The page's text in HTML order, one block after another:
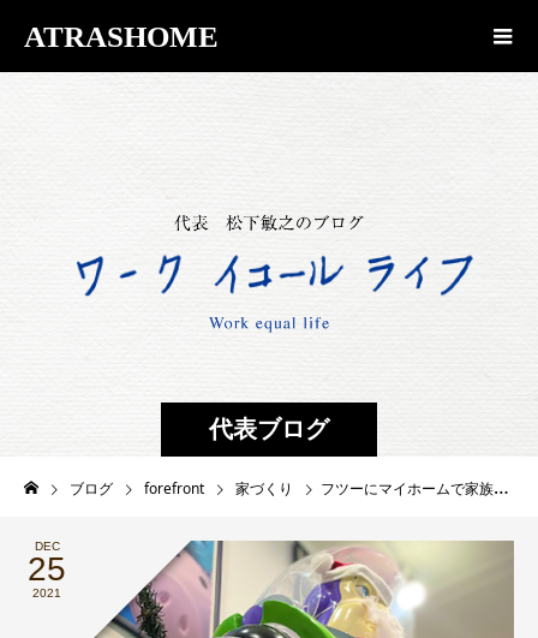
ATRASHOME
代表ブログ
ブログ forefront 家づくり フツーにマイホームで家族と過ごす信州らしいクリスマスの幸せを
DEC
25
2021